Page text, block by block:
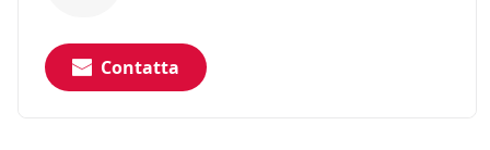
Contatta